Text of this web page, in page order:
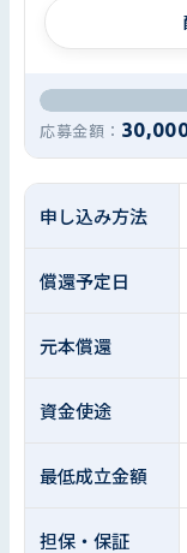
応募金額：
申し込み方法
償還予定日
元本償還
資金使途
最低成立金額
担保・保証